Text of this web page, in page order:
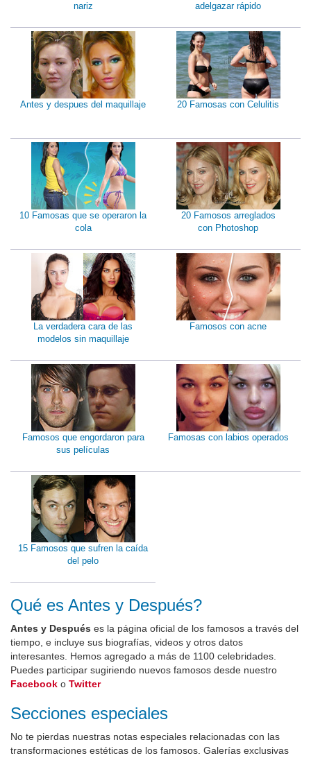
nariz
adelgazar rápido
Antes y despues del maquillaje 20 Famosas con Celulitis
10 Famosas que se operaron la
cola
20 Famosos arreglados
con Photoshop
La verdadera cara de las
modelos sin maquillaje
Famosos con acne
Famosos que engordaron para
sus películas
Famosas con labios operados
15 Famosos que sufren la caída
del pelo
Qué es Antes y Después?
Antes y Después es la página oficial de los famosos a través del
tiempo, e incluye sus biografías, videos y otros datos
interesantes. Hemos agregado a más de 1100 celebridades.
Puedes participar sugiriendo nuevos famosos desde nuestro
Facebook o Twitter
Secciones especiales
No te pierdas nuestras notas especiales relacionadas con las
transformaciones estéticas de los famosos. Galerías exclusivas